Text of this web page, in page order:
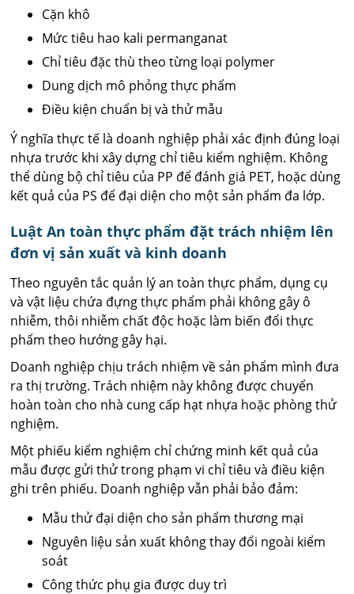
Cặn khô
Mức tiêu hao kali permanganat
Chỉ tiêu đặc thù theo từng loại polymer
Dung dịch mô phỏng thực phẩm
Điều kiện chuẩn bị và thử mẫu
Ý nghĩa thực tế là doanh nghiệp phải xác định đúng loại
nhựa trước khi xây dựng chỉ tiêu kiểm nghiệm. Không
thể dùng bộ chỉ tiêu của PP để đánh giá PET, hoặc dùng
kết quả của PS để đại diện cho một sản phẩm đa lớp.
Luật An toàn thực phẩm đặt trách nhiệm lên
đơn vị sản xuất và kinh doanh
Theo nguyên tắc quản lý an toàn thực phẩm, dụng cụ
và vật liệu chứa đựng thực phẩm phải không gây ô
nhiễm, thôi nhiễm chất độc hoặc làm biến đổi thực
phẩm theo hướng gây hại.
Doanh nghiệp chịu trách nhiệm về sản phẩm mình đưa
ra thị trường. Trách nhiệm này không được chuyển
hoàn toàn cho nhà cung cấp hạt nhựa hoặc phòng thử
nghiệm.
Một phiếu kiểm nghiệm chỉ chứng minh kết quả của
mẫu được gửi thử trong phạm vi chỉ tiêu và điều kiện
ghi trên phiếu. Doanh nghiệp vẫn phải bảo đảm:
Mẫu thử đại diện cho sản phẩm thương mại
Nguyên liệu sản xuất không thay đổi ngoài kiểm
soát
Công thức phụ gia được duy trì